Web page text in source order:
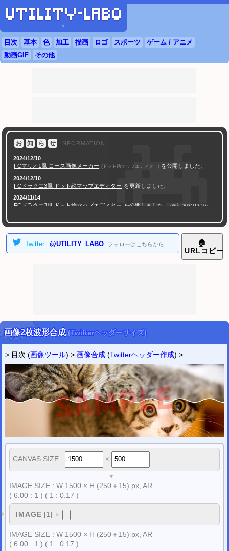
▼
目次 基本 色 加工 描画 ロゴ スポーツ
ゲーム / アニメ
動画GIF
その他
お 知 ら せ INFORMATION
2024/12/10
FCマリオ1風 コース画像メーカー (ドット絵マップエディター) を公開しました。
2024/12/10
FC ドラクエ3風 ドット絵マップエディター を更新しました。
2024/11/14
FC ドラクエ3風 ドット絵マップエディター を公開しました。(更新 2024/12/10)
2024/10/29
AI学習防止 ツイッター画像4分割ツール を公開しました。
ツイッター @utility_labo
新着などの情報を受け取りたい方はフォローして下さい。
Twitter @UTILITY_LABO フォローはこちらから
🏠
URL コピー
画像2枚波形合成(Twitterヘッダーサイズ)
> 目次 (画像ツール) > 画像合成 (Twitterヘッダー作成) >
CANVAS SIZE : ×
▼
IMAGE SIZE : W 1500 × H (250＋ 15) px, AR
( 6.00 : 1 ) ( 1 : 0.17 )
IMAGE [1] ▼
IMAGE SIZE : W 1500 × H (250＋ 15) px, AR
( 6.00 : 1 ) ( 1 : 0.17 )